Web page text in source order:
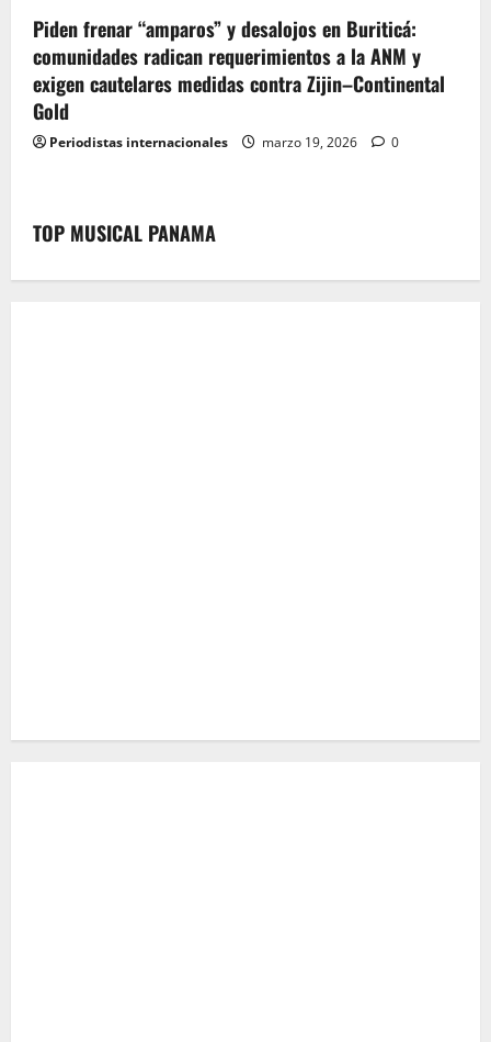
Piden frenar “amparos” y desalojos en Buriticá:
comunidades radican requerimientos a la ANM y
exigen cautelares medidas contra Zijin–Continental
Gold
Periodistas internacionales marzo 19, 2026 0
TOP MUSICAL PANAMA